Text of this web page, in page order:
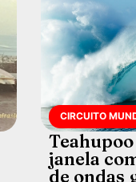
CIRCUITO
janela
de ondas